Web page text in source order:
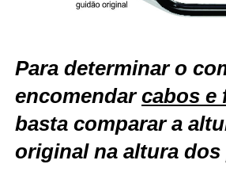
Para determinar o
encomendarcabos e
basta comparar a
original na altura